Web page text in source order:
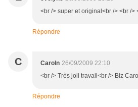
<br /> super et original<br /> <br />
Répondre
C Caroln 26/09/2009 22:10
<br /> Très joli travail<br /> Biz
Répondre